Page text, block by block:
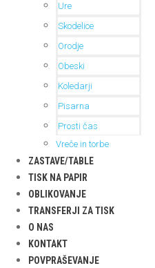
Ure
Skodelice
Orodje
Obeski
Koledarji
Pisarna
Prosti čas
Vreče in torbe
ZASTAVE/TABLE
TISK NA PAPIR
OBLIKOVANJE
TRANSFERJI ZA TISK
O NAS
KONTAKT
POVPRAŠEVANJE